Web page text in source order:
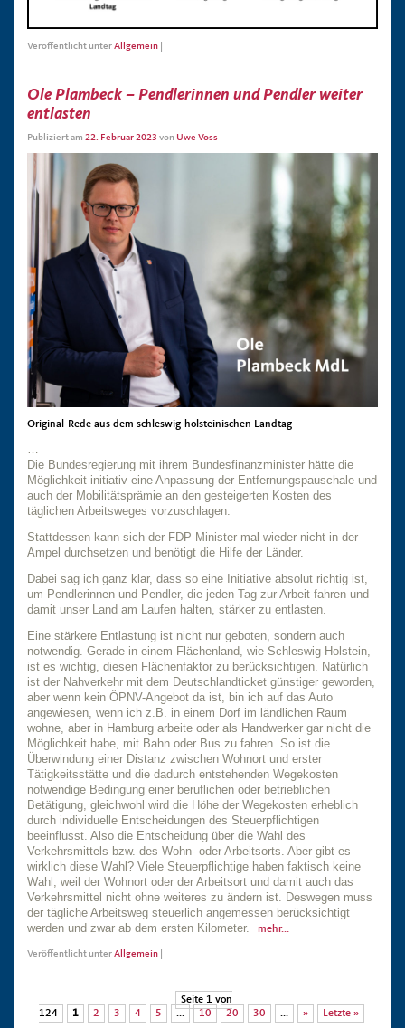
Veröffentlicht unterAllgemein
Ole Plambeck – Pendlerinnen und Pendler weiter
entlasten
Publiziert am 22. Februar 2023 von Uwe Voss
Original-Rede aus dem schleswig-holsteinischen Landtag
…
Die Bundesregierung mit ihrem Bundesfinanzminister hätte die
Möglichkeit initiativ eine Anpassung der Entfernungspauschale und
auch der Mobilitätsprämie an den gesteigerten Kosten des
täglichen Arbeitsweges vorzuschlagen.
Stattdessen kann sich der FDP-Minister mal wieder nicht in der
Ampel durchsetzen und benötigt die Hilfe der Länder.
Dabei sag ich ganz klar, dass so eine Initiative absolut richtig ist,
um Pendlerinnen und Pendler, die jeden Tag zur Arbeit fahren und
damit unser Land am Laufen halten, stärker zu entlasten.
Eine stärkere Entlastung ist nicht nur geboten, sondern auch
notwendig. Gerade in einem Flächenland, wie Schleswig-Holstein,
ist es wichtig, diesen Flächenfaktor zu berücksichtigen. Natürlich
ist der Nahverkehr mit dem Deutschlandticket günstiger geworden,
aber wenn kein ÖPNV-Angebot da ist, bin ich auf das Auto
angewiesen, wenn ich z.B. in einem Dorf im ländlichen Raum
wohne, aber in Hamburg arbeite oder als Handwerker gar nicht die
Möglichkeit habe, mit Bahn oder Bus zu fahren. So ist die
Überwindung einer Distanz zwischen Wohnort und erster
Tätigkeitsstätte und die dadurch entstehenden Wegekosten
notwendige Bedingung einer beruflichen oder betrieblichen
Betätigung, gleichwohl wird die Höhe der Wegekosten erheblich
durch individuelle Entscheidungen des Steuerpflichtigen
beeinflusst. Also die Entscheidung über die Wahl des
Verkehrsmittels bzw. des Wohn- oder Arbeitsorts. Aber gibt es
wirklich diese Wahl? Viele Steuerpflichtige haben faktisch keine
Wahl, weil der Wohnort oder der Arbeitsort und damit auch das
Verkehrsmittel nicht ohne weiteres zu ändern ist. Deswegen muss
der tägliche Arbeitsweg steuerlich angemessen berücksichtigt
werden und zwar ab dem ersten Kilometer.
mehr...
Veröffentlicht unterAllgemein
Seite 1 von
124
1 2 3 4 5 ... 10 20 30 ... » Letzte »